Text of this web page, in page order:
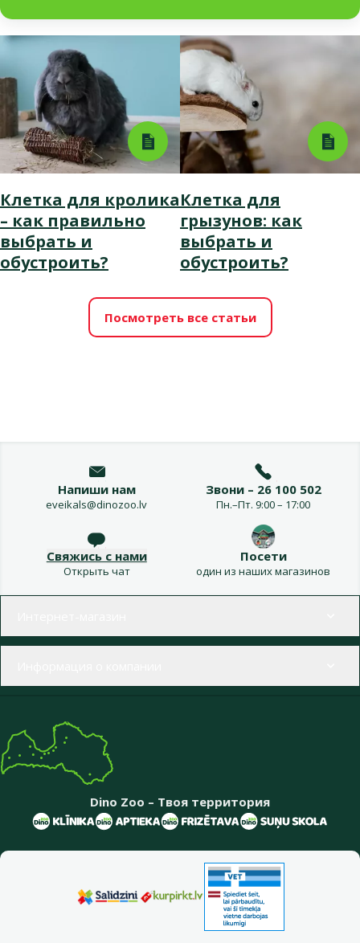
Клетка для кролика
– как правильно
выбрать и
обустроить?
Клетка для
грызунов: как
выбрать и
обустроить?
Посмотреть все статьи
Напиши нам
eveikals@dinozoo.lv
Звони – 26 100 502
Пн.–Пт. 9:00 – 17:00
Свяжись с нами
Открыть чат
Посети
один из наших магазинов
Dino Zoo – Твоя территория